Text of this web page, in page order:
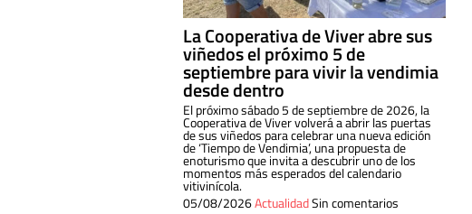
La Cooperativa de Viver abre sus
viñedos el próximo 5 de
septiembre para vivir la vendimia
desde dentro
El próximo sábado 5 de septiembre de 2026, la
Cooperativa de Viver volverá a abrir las puertas
de sus viñedos para celebrar una nueva edición
de ‘Tiempo de Vendimia’, una propuesta de
enoturismo que invita a descubrir uno de los
momentos más esperados del calendario
vitivinícola.
05/08/2026ActualidadSin comentarios